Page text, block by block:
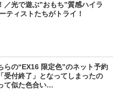
／光で遊ぶ”おもち”質感ハイラ
ティストたちがトライ！
らの“EX16 限定色”のネット予約
受付終了」となってしまったの
て似た色合い…